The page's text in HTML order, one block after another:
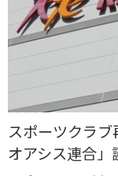
スポーツクラブ
オアシス連合」